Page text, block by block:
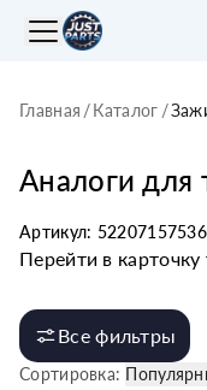
Главная /Каталог /
Аналоги для
Артикул: 52207157536
Перейти в карточку
Все фильтры
Сортировка: